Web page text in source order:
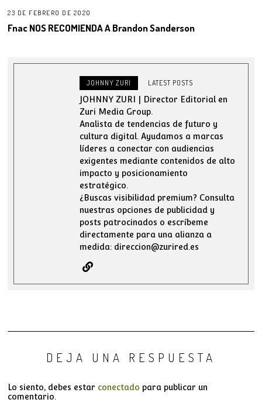
23 DE FEBRERO DE 2020
Fnac NOS RECOMIENDA A Brandon Sanderson
JOHNNY ZURI LATEST POSTS
JOHNNY ZURI | Director Editorial en
Zuri Media Group.
Analista de tendencias de futuro y
cultura digital. Ayudamos a marcas
líderes a conectar con audiencias
exigentes mediante contenidos de alto
impacto y posicionamiento
estratégico.
¿Buscas visibilidad premium? Consulta
nuestras opciones de publicidad y
posts patrocinados o escríbeme
directamente para una alianza a
medida: direccion@zurired.es
DEJA UNA RESPUESTA
Lo siento, debes estar conectado para publicar un
comentario.